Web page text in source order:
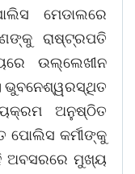
ମେଡାଲରେ
ରାଷ୍ଟ୍ରପତି
ଉଲ୍ଲେଖୀନ
ଭୁବନେଶ୍ୱରସ୍ଥିତ
ଅନୁଷ୍ଠିତ
ପୋଲିସ କର୍ମୀଙ୍କୁ
ଅବସରରେ ମୁଖ୍ୟ